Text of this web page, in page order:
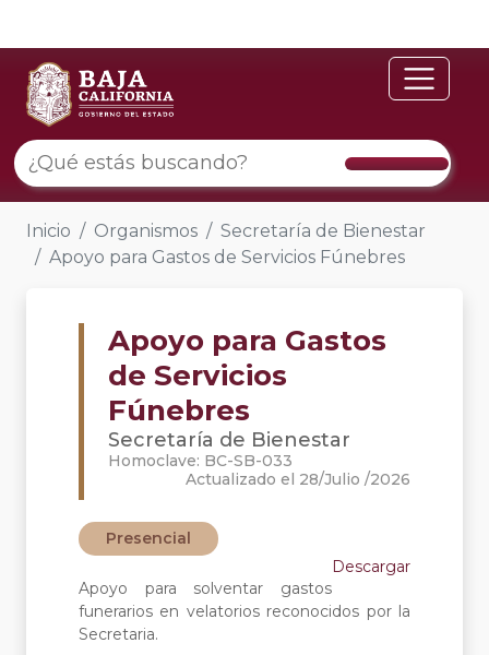
Inicio Organismos
Secretaría de Bienestar
Apoyo para Gastos de Servicios Fúnebres
Apoyo para Gastos
de Servicios
Fúnebres
Secretaría de Bienestar
Homoclave: BC-SB-033
Actualizado el 28/Julio /2026
Presencial
Descargar
Apoyo para solventar gastos
funerarios en velatorios reconocidos por la
Secretaria.